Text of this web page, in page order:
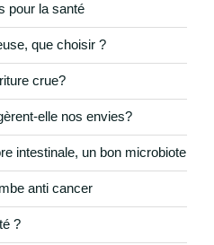
pour la santé
que choisir ?
crue?
elle nos envies?
intestinale, un bon microbiote
anti cancer
?